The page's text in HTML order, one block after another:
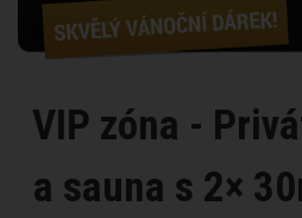
VIP zóna -
a sauna s 2×